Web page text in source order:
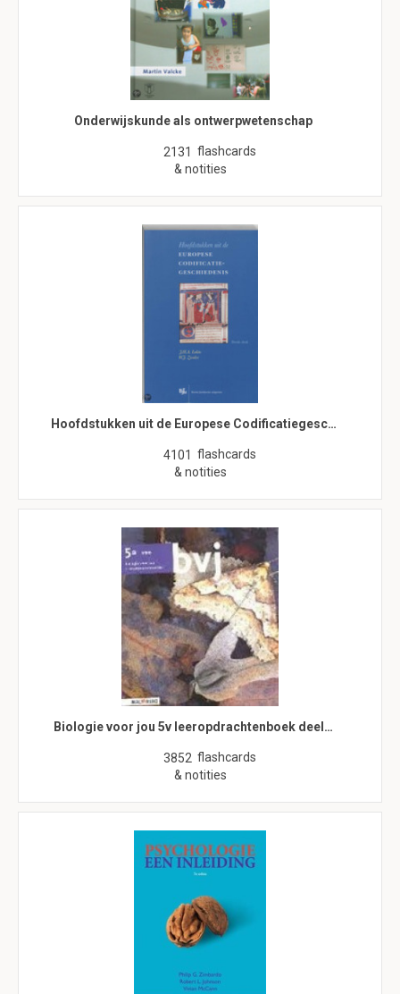
Onderwijskunde als ontwerpwetenschap
2131 flashcards
& notities
Hoofdstukken uit de Europese Codificatiegesc…
4101 flashcards
& notities
Biologie voor jou 5v leeropdrachtenboek deel…
3852 flashcards
& notities